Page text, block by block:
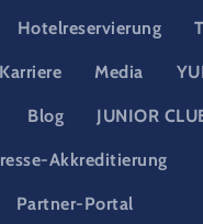
Hotelreservierung
Karriere Media
Blog JUNIOR
Akkreditierung
Partner-Portal